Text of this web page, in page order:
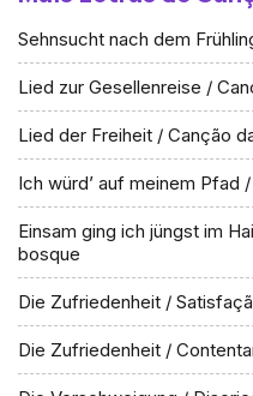
Sehnsucht nach dem
Lied zur Gesellenreise /
Lied der Freiheit / Canção
Ich würd’ auf meinem Pfad
Einsam ging ich jüngst im
bosque
Die Zufriedenheit /
Die Zufriedenheit /